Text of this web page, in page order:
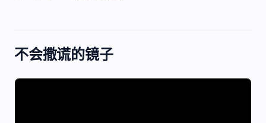
不会撒谎的镜子